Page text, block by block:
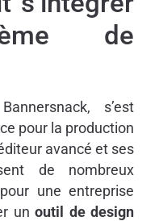
de
s’est
pour la production
avancé et ses
de nombreux
une entreprise
unoutil de design